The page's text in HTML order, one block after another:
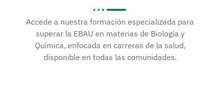
Accede a nuestra formación especializada para
superar la EBAU en materias de Biología y
Química, enfocada en carreras de la salud,
disponible en todas las comunidades.